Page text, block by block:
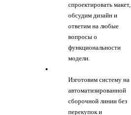
спроектировать макет,
обсудим дизайн и
ответим на любые
вопросы о
функциональности
модели.
Изготовим систему на
автоматизированной
сборочной линии без
перекупок и